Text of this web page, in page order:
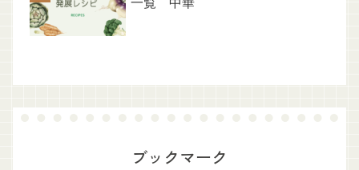
一覧 中華
ブックマーク